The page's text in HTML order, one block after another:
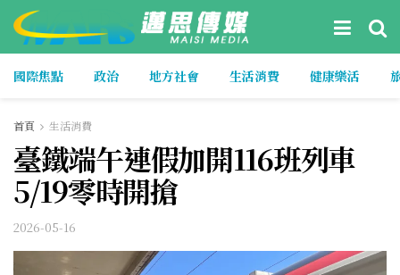
國際焦點 政治 地方社會 生活消費 健康樂活
首頁 生活消費
臺鐵端午連假加開116班列車
5/19零時開搶
2026-05-16